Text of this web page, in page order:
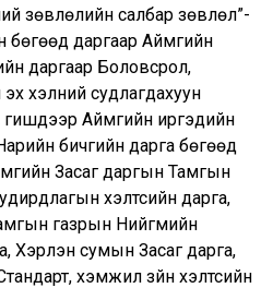
зөвлөлийн салбар зөвлөл”-
бөгөөд даргаар Аймгийн
даргаар Боловсрол,
хэлний судлагдахуун
Аймгийн иргэдийн
бичгийн дарга бөгөөд
Засаг даргын Тамгын
хэлтсийн дарга,
газрын Нийгмийн
Хэрлэн сумын Засаг дарга,
хэмжил зүйн хэлтсийн